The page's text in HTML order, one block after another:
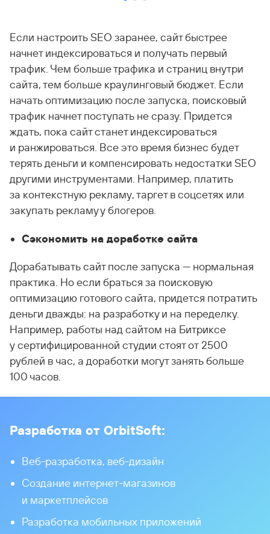
Если настроить SEO заранее, сайт быстрее
начнет индексироваться и получать первый
трафик. Чем больше трафика и страниц внутри
сайта, тем больше краулинговый бюджет. Если
начать оптимизацию после запуска, поисковый
трафик начнет поступать не сразу. Придется
ждать, пока сайт станет индексироваться
и ранжироваться. Все это время бизнес будет
терять деньги и компенсировать недостатки SEO
другими инструментами. Например, платить
за контекстную рекламу, таргет в соцсетях или
закупать рекламу у блогеров.
Сэкономить на доработке сайта
Дорабатывать сайт после запуска — нормальная
практика. Но если браться за поисковую
оптимизацию готового сайта, придется потратить
деньги дважды: на разработку и на переделку.
Например, работы над сайтом на Битриксе
у сертифицированной студии стоят от 2500
рублей в час, а доработки могут занять больше
100 часов.
Разработка от OrbitSoft:
Веб-разработка, веб-дизайн
Создание интернет-магазинов
и маркетплейсов
Разработка мобильных приложений